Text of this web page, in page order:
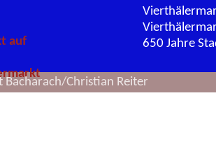
650 Jahre
Christian Reiter